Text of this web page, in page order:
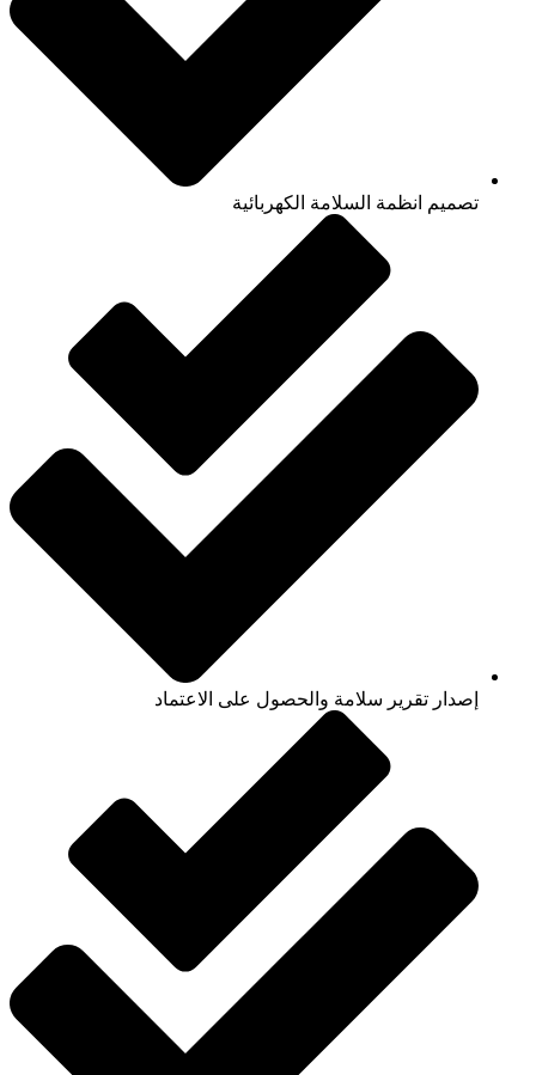
تصميم انظمة السلامة الكهربائية
إصدار تقرير سلامة والحصول على الاعتماد